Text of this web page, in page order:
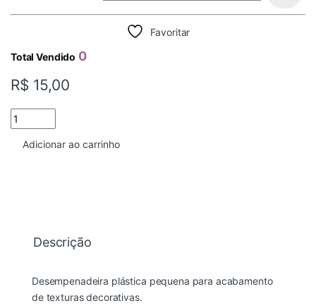
Favoritar
Total Vendido 0
R$ 15,00
DESEMPENADEIRA TEXTURA PLASTICO 16X8CM ATLAS
Adicionar ao carrinho
Descrição
Desempenadeira plástica pequena para acabamento
de texturas decorativas.